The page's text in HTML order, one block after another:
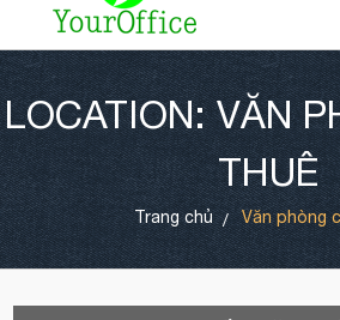
LOCATION: VĂN
THUÊ
Trang chủ Văn phòng